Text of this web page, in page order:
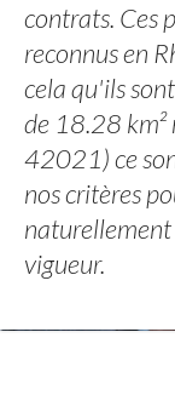
contrats. Ces
reconnus en
cela qu'ils
de 18.28 km²
42021) ce
nos critères
vigueur.